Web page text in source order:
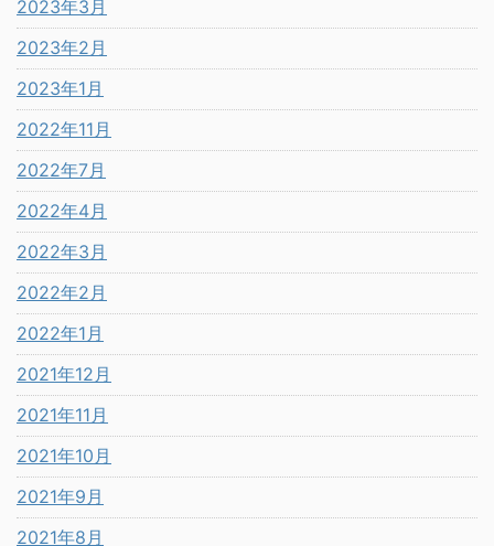
2023年3月
2023年2月
2023年1月
2022年11月
2022年7月
2022年4月
2022年3月
2022年2月
2022年1月
2021年12月
2021年11月
2021年10月
2021年9月
2021年8月